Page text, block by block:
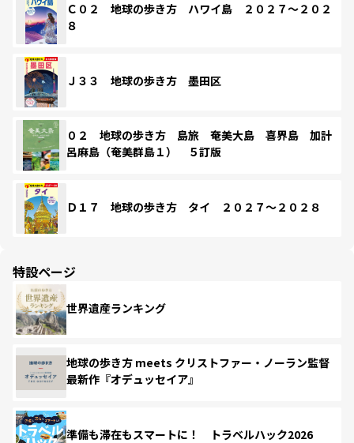
Ｃ０２ 地球の歩き方 ハワイ島 ２０２７～２０２
８
Ｊ３３ 地球の歩き方 墨田区
０２ 地球の歩き方 島旅 奄美大島 喜界島 加計
呂麻島（奄美群島１） ５訂版
Ｄ１７ 地球の歩き方 タイ ２０２７～２０２８
特設ページ
世界遺産ランキング
地球の歩き方 meets クリストファー・ノーラン監督
最新作『オデュッセイア』
準備も滞在もスマートに！ トラベルハック2026